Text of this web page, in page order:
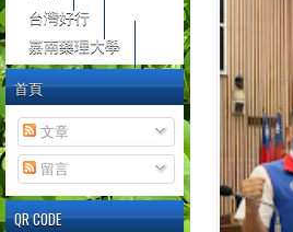
台灣好行
嘉南藥理大學
首頁
文章
留言
QR CODE